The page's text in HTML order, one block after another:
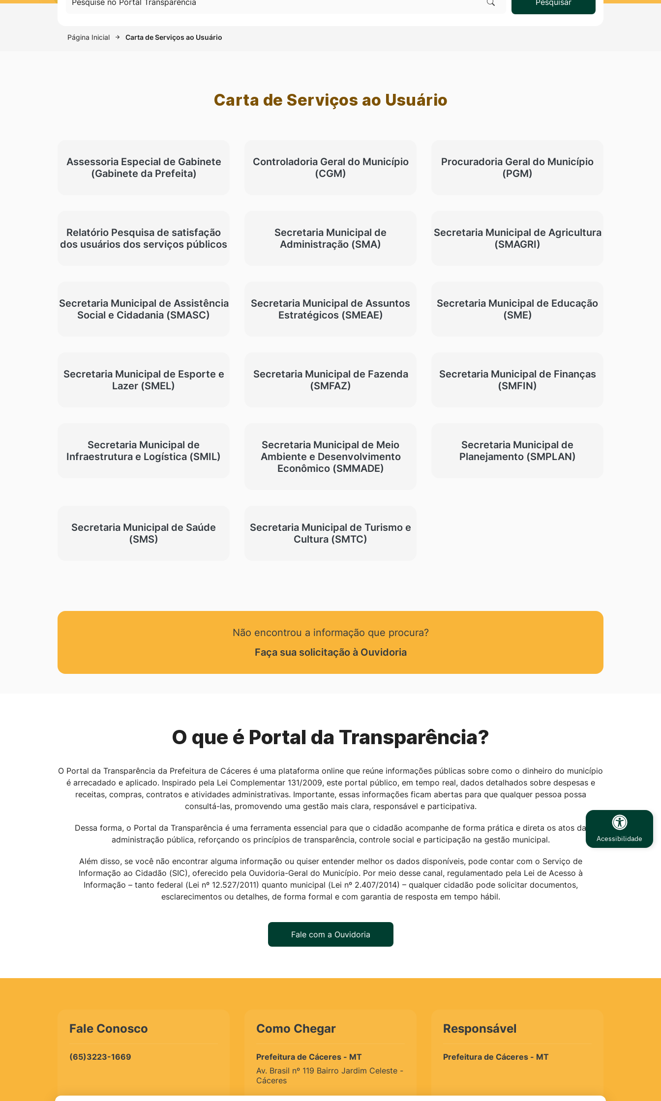
Pesquise no Portal Transparência
Pesquisar
Página Inicial Carta de Serviços ao Usuário
Carta de Serviços ao Usuário
Assessoria Especial de Gabinete
(Gabinete da Prefeita)
Controladoria Geral do Município
(CGM)
Procuradoria Geral do Município
(PGM)
Relatório Pesquisa de satisfação
dos usuários dos serviços públicos
Secretaria Municipal de
Administração (SMA)
Secretaria Municipal de Agricultura
(SMAGRI)
Secretaria Municipal de Assistência
Social e Cidadania (SMASC)
Secretaria Municipal de Assuntos
Estratégicos (SMEAE)
Secretaria Municipal de Educação
(SME)
Secretaria Municipal de Esporte e
Lazer (SMEL)
Secretaria Municipal de Fazenda
(SMFAZ)
Secretaria Municipal de Finanças
(SMFIN)
Secretaria Municipal de
Infraestrutura e Logística (SMIL)
Secretaria Municipal de Meio
Ambiente e Desenvolvimento
Econômico (SMMADE)
Secretaria Municipal de
Planejamento (SMPLAN)
Secretaria Municipal de Saúde
(SMS)
Secretaria Municipal de Turismo e
Cultura (SMTC)
Não encontrou a informação que procura?
Faça sua solicitação à Ouvidoria
O que é Portal da Transparência?
O Portal da Transparência da Prefeitura de Cáceres é uma plataforma online que reúne informações públicas sobre como o dinheiro do município
é arrecadado e aplicado. Inspirado pela Lei Complementar 131/2009, este portal público, em tempo real, dados detalhados sobre despesas e
receitas, compras, contratos e atividades administrativas. Importante, essas informações ficam abertas para que qualquer pessoa possa
consultá-las, promovendo uma gestão mais clara, responsável e participativa.
Dessa forma, o Portal da Transparência é uma ferramenta essencial para que o cidadão acompanhe de forma prática e direta os atos da
administração pública, reforçando os princípios de transparência, controle social e participação na gestão municipal.
Além disso, se você não encontrar alguma informação ou quiser entender melhor os dados disponíveis, pode contar com o Serviço de
Informação ao Cidadão (SIC), oferecido pela Ouvidoria-Geral do Município. Por meio desse canal, regulamentado pela Lei de Acesso à
Informação – tanto federal (Lei nº 12.527/2011) quanto municipal (Lei nº 2.407/2014) – qualquer cidadão pode solicitar documentos,
esclarecimentos ou detalhes, de forma formal e com garantia de resposta em tempo hábil.
Fale com a Ouvidoria
Fale Conosco
(65)3223-1669
Como Chegar
Prefeitura de Cáceres - MT
Av. Brasil nº 119 Bairro Jardim Celeste -
Cáceres
Responsável
Prefeitura de Cáceres - MT
Acessibilidade